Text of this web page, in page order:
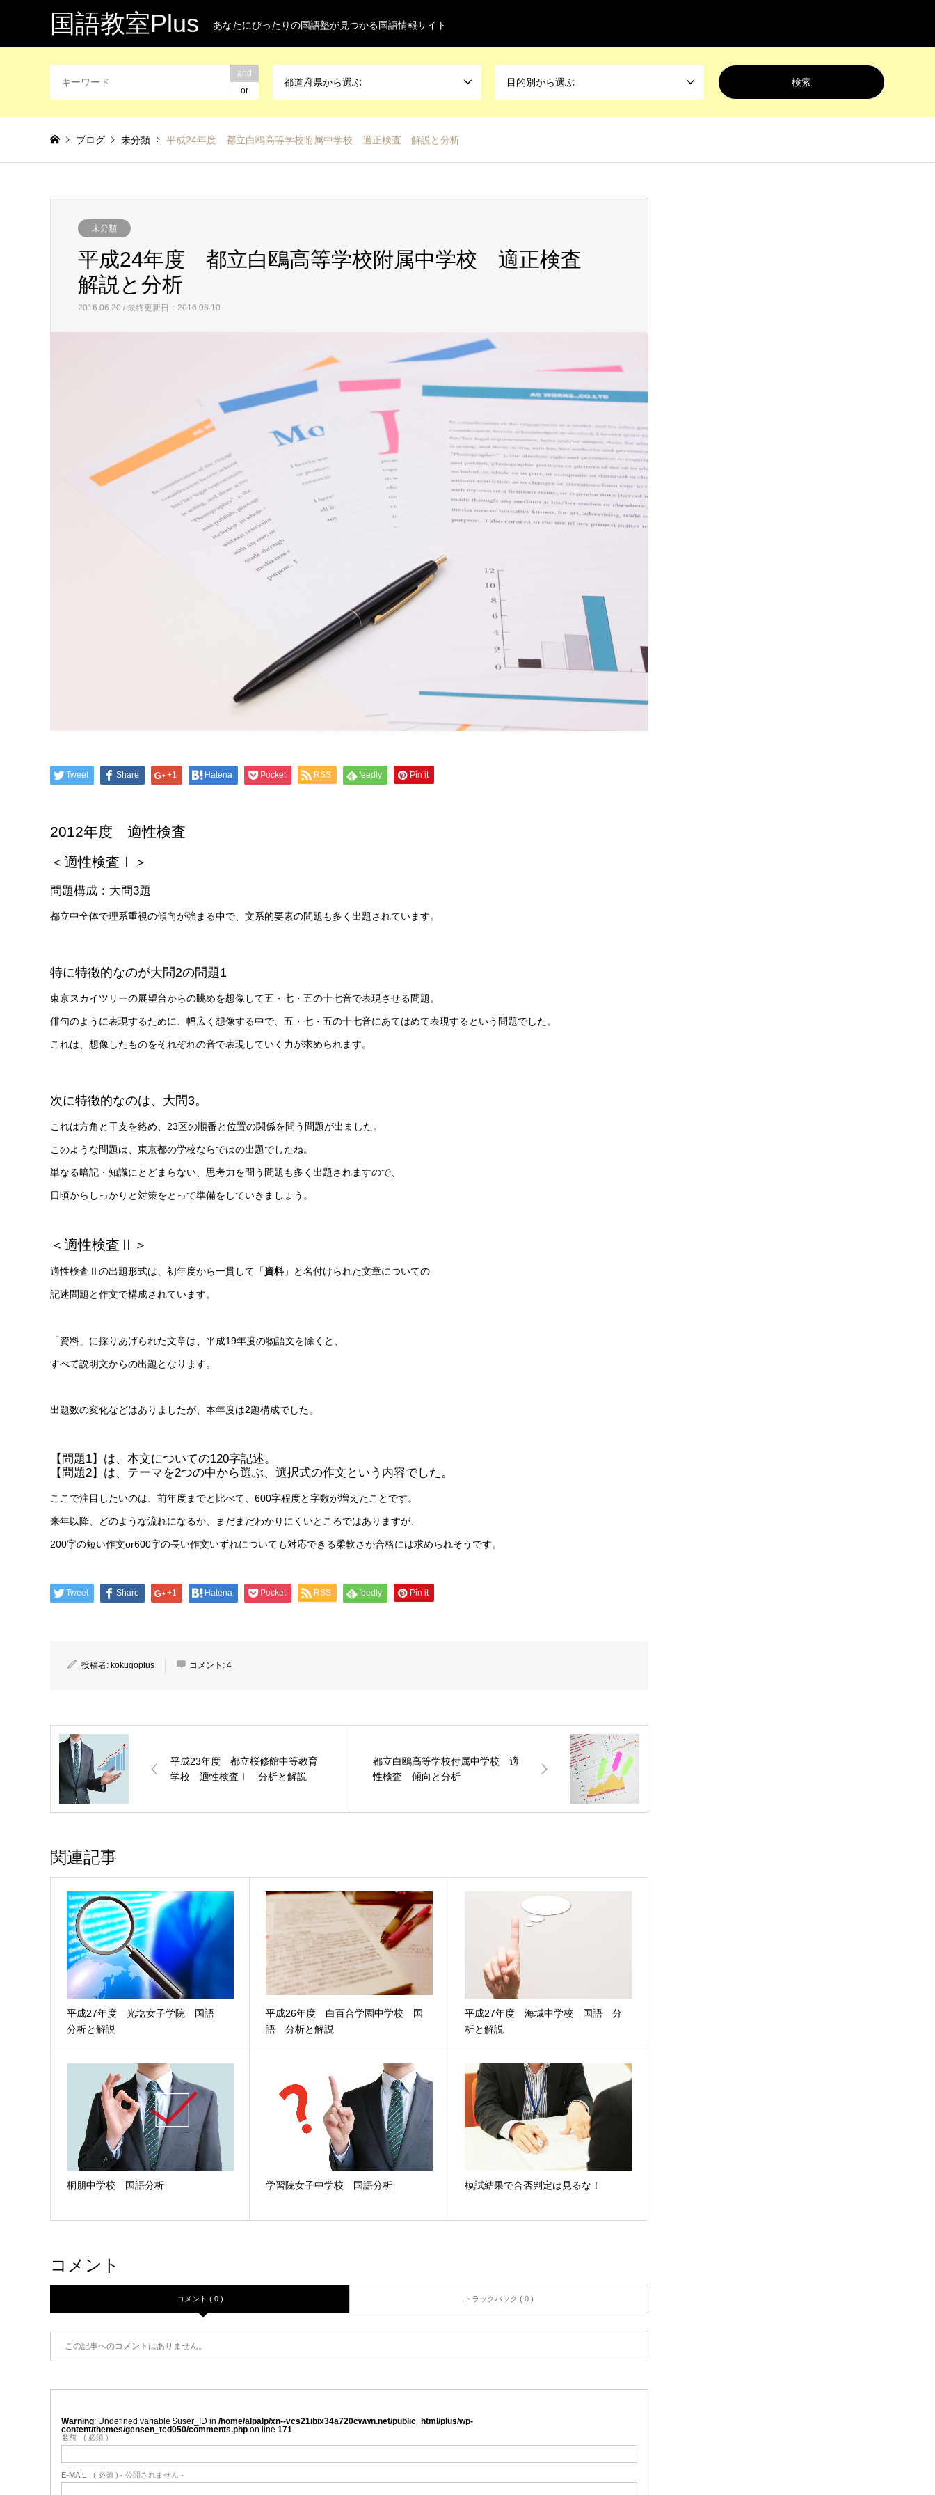
国語教室Plus あなたにぴったりの国語塾が見つかる国語情報サイト
and
or
都道府県から選ぶ 目的別から選ぶ
ブログ 未分類 平成24年度 都立白鴎高等学校附属中学校 適正検査 解説と分析
未分類
平成24年度 都立白鴎高等学校附属中学校 適正検査
解説と分析
2016.06.20 / 最終更新日：2016.08.10
Tweet Share +1 Hatena Pocket RSS feedly Pin it
2012年度 適性検査
＜適性検査Ⅰ＞
問題構成：大問3題
都立中全体で理系重視の傾向が強まる中で、文系的要素の問題も多く出題されています。
特に特徴的なのが大問2の問題1
東京スカイツリーの展望台からの眺めを想像して五・七・五の十七音で表現させる問題。
俳句のように表現するために、幅広く想像する中で、五・七・五の十七音にあてはめて表現するという問題でした。
これは、想像したものをそれぞれの音で表現していく力が求められます。
次に特徴的なのは、大問3。
これは方角と干支を絡め、23区の順番と位置の関係を問う問題が出ました。
このような問題は、東京都の学校ならではの出題でしたね。
単なる暗記・知識にとどまらない、思考力を問う問題も多く出題されますので、
日頃からしっかりと対策をとって準備をしていきましょう。
＜適性検査Ⅱ＞
適性検査Ⅱの出題形式は、初年度から一貫して「資料」と名付けられた文章についての
記述問題と作文で構成されています。
「資料」に採りあげられた文章は、平成19年度の物語文を除くと、
すべて説明文からの出題となります。
出題数の変化などはありましたが、本年度は2題構成でした。
【問題1】は、本文についての120字記述。
【問題2】は、テーマを2つの中から選ぶ、選択式の作文という内容でした。
ここで注目したいのは、前年度までと比べて、600字程度と字数が増えたことです。
来年以降、どのような流れになるか、まだまだわかりにくいところではありますが、
200字の短い作文or600字の長い作文いずれについても対応できる柔軟さが合格には求められそうです。
Tweet Share +1 Hatena Pocket RSS feedly Pin it
投稿者: kokugoplus コメント: 4
平成23年度 都立桜修館中等教育
学校 適性検査Ⅰ 分析と解説
都立白鴎高等学校付属中学校 適
性検査 傾向と分析
関連記事
平成27年度 光塩女子学院 国語
分析と解説
平成26年度 白百合学園中学校 国
語 分析と解説
平成27年度 海城中学校 国語 分
析と解説
桐朋中学校 国語分析 学習院女子中学校 国語分析 模試結果で合否判定は見るな！
コメント
コメント ( 0 ) トラックバック ( 0 )
この記事へのコメントはありません。
Warning : Undefined variable $user_ID in /home/alpalp/xn--vcs21ibix34a720cwwn.net/public_html/plus/wp-
content/themes/gensen_tcd050/comments.php on line 171
名前 ( 必須 )
E-MAIL ( 必須 ) - 公開されません -